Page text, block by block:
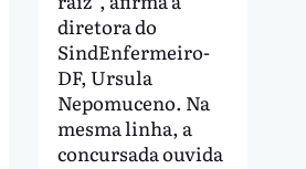
diretora do
SindEnfermeiro-
DF, Ursula
Nepomuceno. Na
mesma linha, a
concursada ouvida